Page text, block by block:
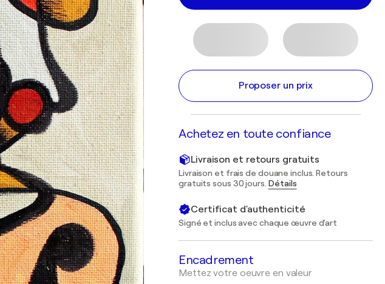
Proposer un prix
Achetez en toute confiance
Livraison et retours gratuits
Livraison et frais de douane inclus. Retours
gratuits sous 30 jours. Détails
Certificat d'authenticité
Signé et inclus avec chaque œuvre d'art
Encadrement
Mettez votre oeuvre en valeur